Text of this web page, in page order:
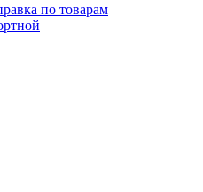
по товарам